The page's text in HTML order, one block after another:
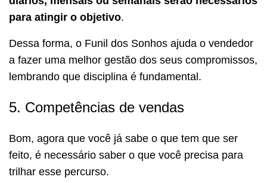
para atingir o objetivo.
Dessa forma, o Funil dos Sonhos ajuda o vendedor
a fazer uma melhor gestão dos seus compromissos,
lembrando que disciplina é fundamental.
5. Competências de vendas
Bom, agora que você já sabe o que tem que ser
feito, é necessário saber o que você precisa para
trilhar esse percurso.